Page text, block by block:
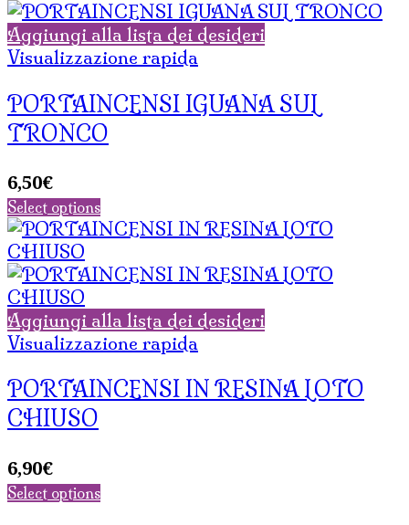
Aggiungi alla lista dei desideri
Visualizzazione rapida
PORTAINCENSI IGUANA SUL
TRONCO
6,50€
Select options
Aggiungi alla lista dei desideri
Visualizzazione rapida
PORTAINCENSI IN RESINA LOTO
CHIUSO
6,90€
Select options